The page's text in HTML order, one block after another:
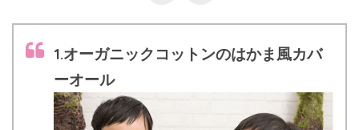
1.オーガニックコットンのはかま風カバ
ーオール